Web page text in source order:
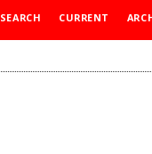
SEARCH CURRENT